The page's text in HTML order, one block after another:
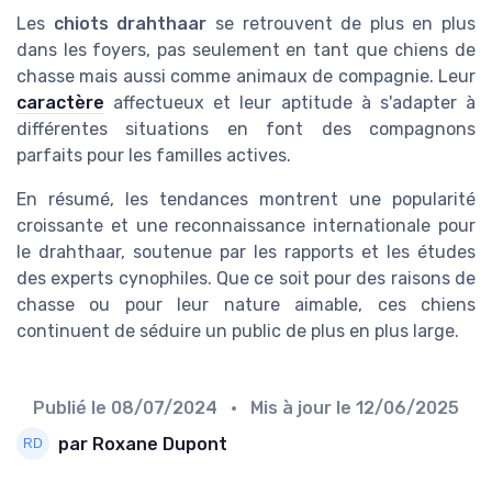
Les chiots drahthaar se retrouvent de plus en plus
dans les foyers, pas seulement en tant que chiens de
chasse mais aussi comme animaux de compagnie. Leur
caractère affectueux et leur aptitude à s'adapter à
différentes situations en font des compagnons
parfaits pour les familles actives.
En résumé, les tendances montrent une popularité
croissante et une reconnaissance internationale pour
le drahthaar, soutenue par les rapports et les études
des experts cynophiles. Que ce soit pour des raisons de
chasse ou pour leur nature aimable, ces chiens
continuent de séduire un public de plus en plus large.
Publié le 08/07/2024 • Mis à jour le 12/06/2025
par Roxane Dupont